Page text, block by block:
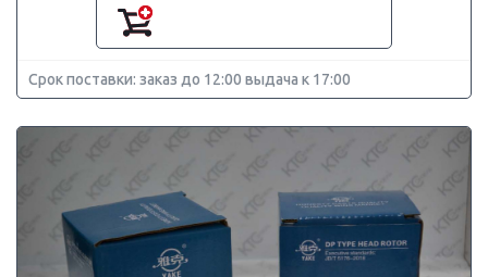
Срок поставки: заказ до 12:00 выдача к 17:00